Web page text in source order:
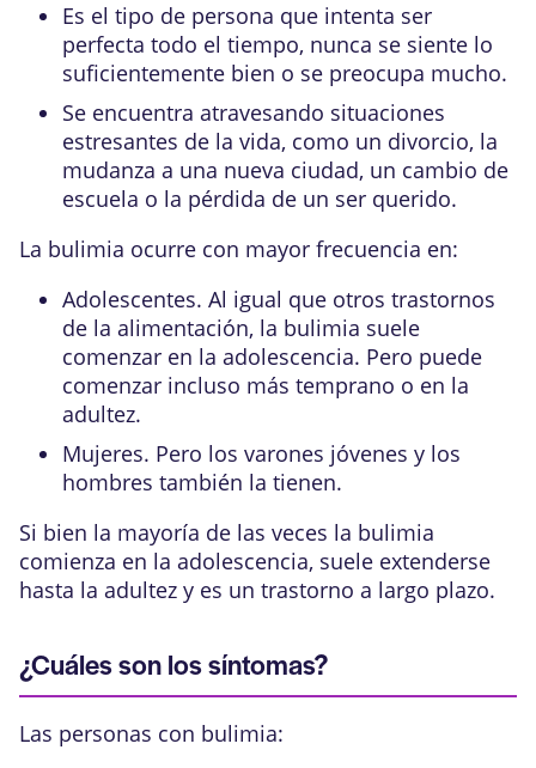
Es el tipo de persona que intenta ser
perfecta todo el tiempo, nunca se siente lo
suficientemente bien o se preocupa mucho.
Se encuentra atravesando situaciones
estresantes de la vida, como un divorcio, la
mudanza a una nueva ciudad, un cambio de
escuela o la pérdida de un ser querido.
La bulimia ocurre con mayor frecuencia en:
Adolescentes. Al igual que otros trastornos
de la alimentación, la bulimia suele
comenzar en la adolescencia. Pero puede
comenzar incluso más temprano o en la
adultez.
Mujeres. Pero los varones jóvenes y los
hombres también la tienen.
Si bien la mayoría de las veces la bulimia
comienza en la adolescencia, suele extenderse
hasta la adultez y es un trastorno a largo plazo.
¿Cuáles son los síntomas?
Las personas con bulimia: